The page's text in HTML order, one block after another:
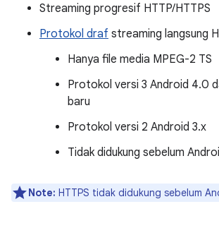
Streaming progresif HTTP/HTTPS
Protokol draf streaming langsung
Hanya file media MPEG-2 TS
Protokol versi 3 Android 4.0
baru
Protokol versi 2 Android 3.x
Tidak didukung sebelum
Note: HTTPS tidak didukung sebelum